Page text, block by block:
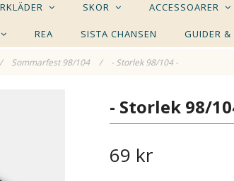
SKOR ACCESSOARER
REA SISTA CHANSEN GUIDER &
/ Sommarfest 98/104 / - Storlek 98/104 -
PRODUKTER KAN- Storlek 98/
69 kr